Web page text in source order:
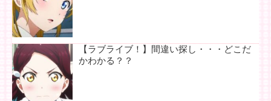
【ラブライブ！】間違い探し・・・どこだ
かわかる？？